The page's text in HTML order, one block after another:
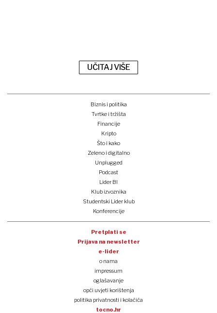
UČITAJ VIŠE
Biznis i politika
Tvrtke i tržišta
Financije
Kripto
Što i kako
Zeleno i digitalno
Unplugged
Podcast
Lider BI
Klub izvoznika
Studentski Lider klub
Konferencije
Pretplati se
Prijava na newsletter
e-lider
o nama
impressum
oglašavanje
opći uvjeti korištenja
politika privatnosti i kolačića
tocno.hr